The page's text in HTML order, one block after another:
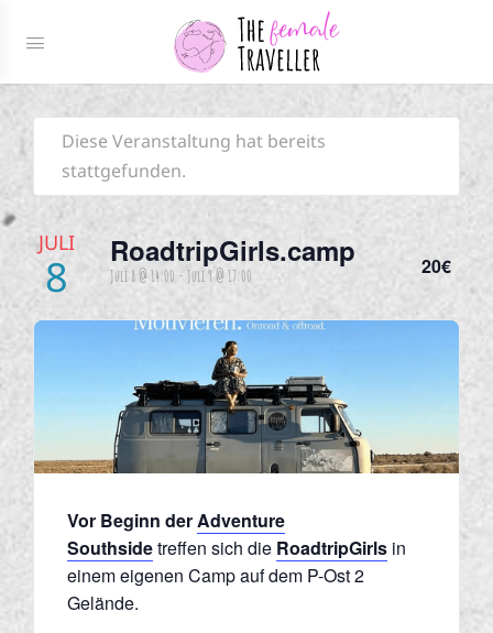
Diese Veranstaltung hat bereits
stattgefunden.
JULI
8 RoadtripGirls.camp
Juli 8 @ 14:00 - Juli 9 @ 17:00 20€
Vor Beginn derAdventure
Southsidetreffen sich die RoadtripGirls in
einem eigenen Camp auf dem P-Ost 2
Gelände.